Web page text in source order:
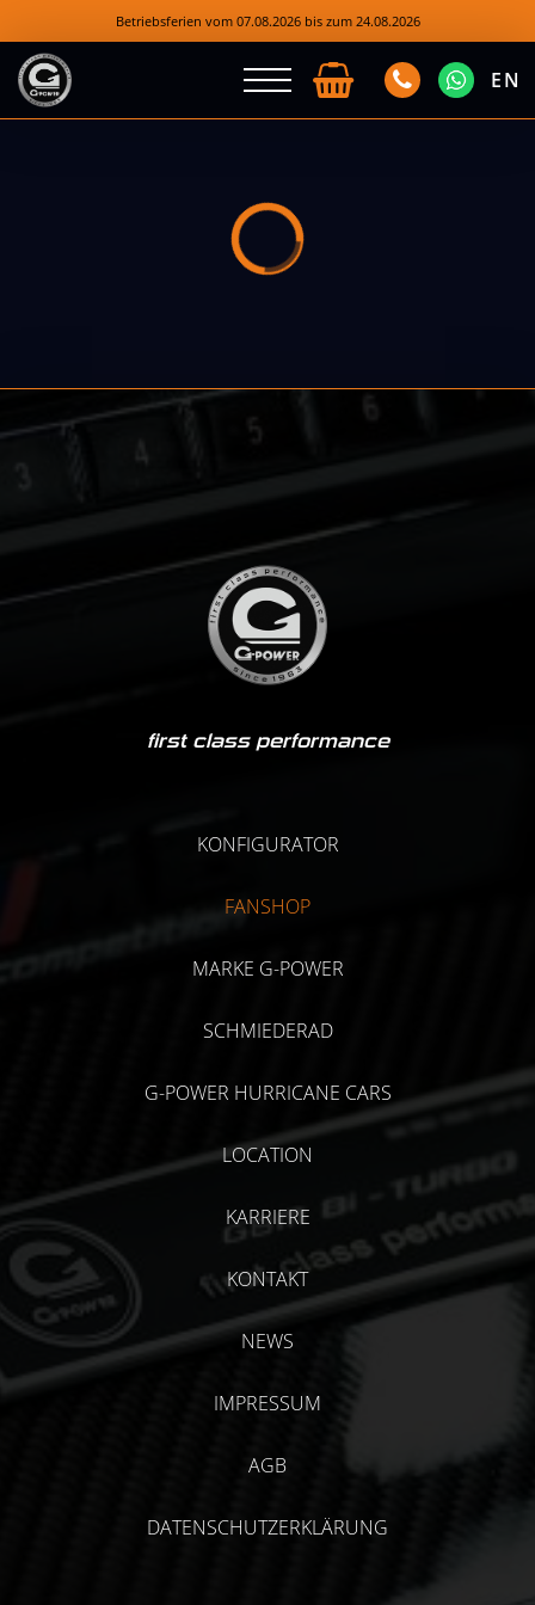
Betriebsferien vom 07.08.2026 bis zum 24.08.2026
EN
first class performance
KONFIGURATOR
FANSHOP
MARKE G-POWER
SCHMIEDERAD
G-POWER HURRICANE CARS
LOCATION
KARRIERE
KONTAKT
NEWS
IMPRESSUM
AGB
DATENSCHUTZERKLÄRUNG